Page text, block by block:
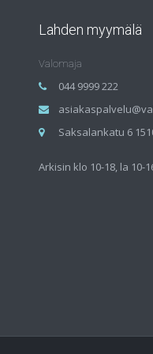
Lahden myymälä
Valomaja
044 9999 222
Saksalankatu 6
Arkisin klo 10-18, la 10-